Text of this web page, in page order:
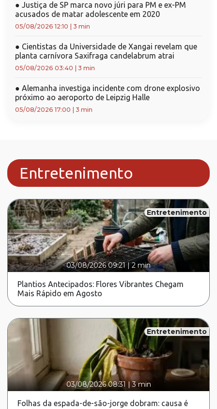
● Justiça de SP marca novo júri para PM e ex-PM
acusados de matar adolescente em 2020
05/08/2026 12:10 3 min
● Cientistas da Universidade de Xangai revelam que
planta carnívora Saxifraga candelabrum atrai
05/08/2026 03:40 3 min
● Alemanha investiga incidente com drone explosivo
próximo ao aeroporto de Leipzig Halle
05/08/2026 17:00 3 min
Entretenimento
Entretenimento
03/08/2026 09:21|2 min
Plantios Antecipados: Flores Vibrantes Chegam
Mais Rápido em Agosto
Entretenimento
03/08/2026 08:31 |3 min
Folhas da espada-de-são-jorge dobram: causa é